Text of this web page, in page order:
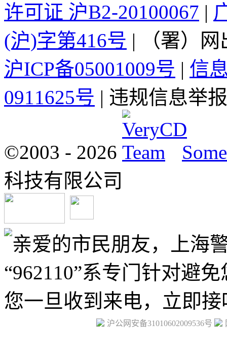
许可证 沪B2-20100067 |
(沪)字第416号 | （署）
沪ICP备05001009号 | 信
0911625号 | 违规信息举
©2003 - 2026
科技有限公司
沪公网安备31010602009536号